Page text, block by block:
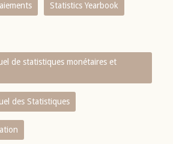
Statistics Yearbook
de statistiques monétaires et
des Statistiques